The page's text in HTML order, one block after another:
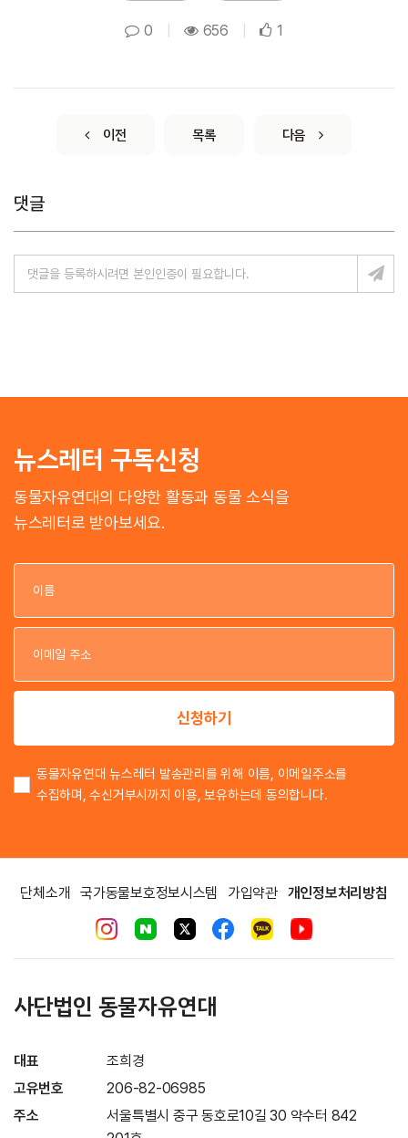
0 656 1
이전 목록 다음
댓글
뉴스레터 구독신청
동물자유연대의 다양한 활동과 동물 소식을
뉴스레터로 받아보세요.
이
이
신청하기
동물자유연대 뉴스레터 발송관리를 위해 이름, 이메일주소를
수집하며, 수신거부시까지 이용, 보유하는데 동의합니다.
단체소개 국가동물보호정보시스템 가입약관 개인정보처리방침
사단법인 동물자유연대
대표
조희경
고유번호
206-82-06985
주소
서울특별시 중구 동호로10길 30 약수터 842